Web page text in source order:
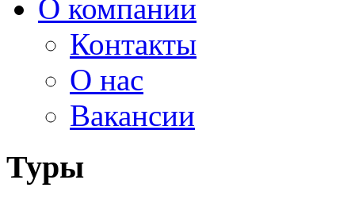
О компании
Контакты
О нас
Вакансии
Туры